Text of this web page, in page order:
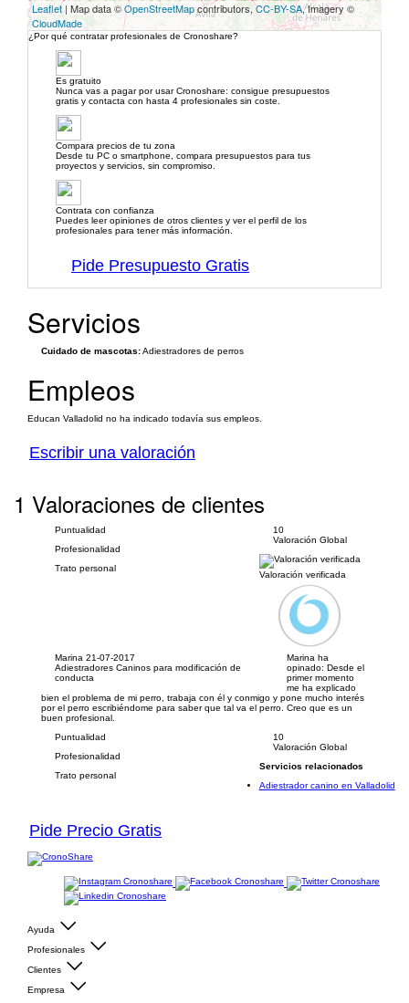
Leaflet | Map data ©OpenStreetMapcontributors,CC-BY-SA, Imagery ©
CloudMade
¿Por qué contratar profesionales de Cronoshare?
Es gratuito
Nunca vas a pagar por usar Cronoshare: consigue presupuestos
gratis y contacta con hasta 4 profesionales sin coste.
Compara precios de tu zona
Desde tu PC o smartphone, compara presupuestos para tus
proyectos y servicios, sin compromiso.
Contrata con confianza
Puedes leer opiniones de otros clientes y ver el perfil de los
profesionales para tener más información.
Pide Presupuesto Gratis
Servicios
Cuidado de mascotas:Adiestradores de perros
Empleos
Educan Valladolid no ha indicado todavía sus empleos.
Escribir una valoración
1 Valoraciones de clientes
Puntualidad
Profesionalidad
Trato personal
10
Valoración Global
Valoración verificada
Marina 21-07-2017
Adiestradores Caninos para modificación de
conducta
Marina ha
opinado: Desde el
primer momento
me ha explicado
bien el problema de mi perro, trabaja con él y conmigo y pone mucho interés
por el perro escribiéndome para saber que tal va el perro. Creo que es un
buen profesional.
Puntualidad
Profesionalidad
Trato personal
10
Valoración Global
Servicios relacionados
Adiestrador canino en Valladolid
Pide Precio Gratis
Ayuda
Profesionales
Clientes
Empresa